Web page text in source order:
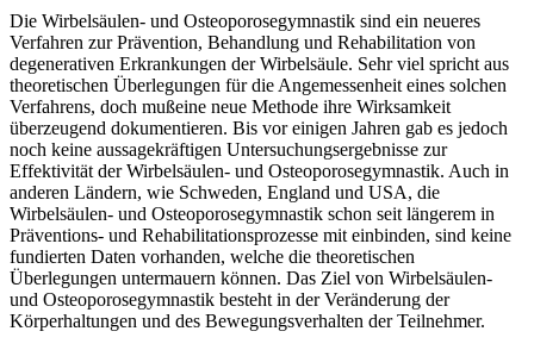
Die Wirbelsäulen- und Osteoporosegymnastik sind ein neueres
Verfahren zur Prävention, Behandlung und Rehabilitation von
degenerativen Erkrankungen der Wirbelsäule. Sehr viel spricht aus
theoretischen Überlegungen für die Angemessenheit eines solchen
Verfahrens, doch mußeine neue Methode ihre Wirksamkeit
überzeugend dokumentieren. Bis vor einigen Jahren gab es jedoch
noch keine aussagekräftigen Untersuchungsergebnisse zur
Effektivität der Wirbelsäulen- und Osteoporosegymnastik. Auch in
anderen Ländern, wie Schweden, England und USA, die
Wirbelsäulen- und Osteoporosegymnastik schon seit längerem in
Präventions- und Rehabilitationsprozesse mit einbinden, sind keine
fundierten Daten vorhanden, welche die theoretischen
Überlegungen untermauern können. Das Ziel von Wirbelsäulen-
und Osteoporosegymnastik besteht in der Veränderung der
Körperhaltungen und des Bewegungsverhalten der Teilnehmer.